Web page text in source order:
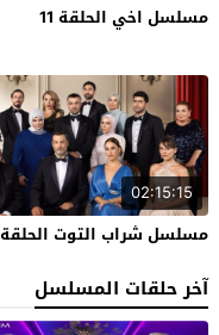
مسلسل اخي الحلقة 11
02:15:15
مسلسل شراب التوت الحلقة 130
آخر حلقات المسلسل